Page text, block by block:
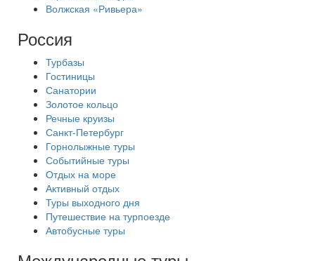
Волжская «Ривьера»
Россия
Турбазы
Гостиницы
Санатории
Золотое кольцо
Речные круизы
Санкт-Петербург
Горнолыжные туры
Событийные туры
Отдых на море
Активный отдых
Туры выходного дня
Путешествие на турпоезде
Автобусные туры